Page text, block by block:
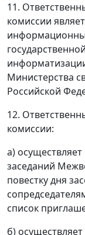
11.
комиссии
Министерства
Российской
12.
комиссии:
а)
заседаний
повестку дня
список
б)